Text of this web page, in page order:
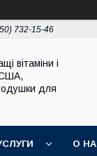
732-15-46
вітаміни і
США,
для
О